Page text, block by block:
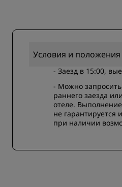
Условия и положения
- Заезд в 15:00,
- Можно
раннего заезда
отеле.
не гарантируется
при наличии